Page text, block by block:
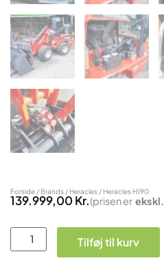
Forside / Brands / Heracles / Heracles H190
139.999,00Kr.(prisen er ekskl.
Heracles
H190
Tilføj til kurv